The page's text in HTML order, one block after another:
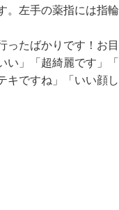
。左手の薬指には指
ったばかりです！お
」「超綺麗です」
キですね」「いい顔